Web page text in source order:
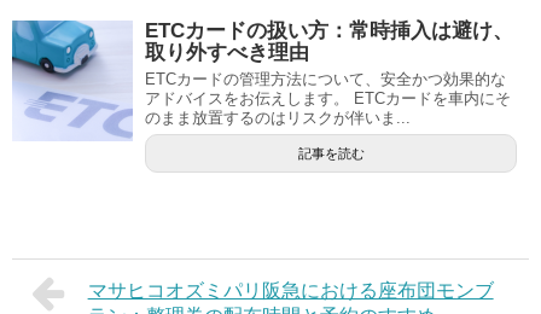
ETCカードの扱い方：常時挿入は避け、
取り外すべき理由
ETCカードの管理方法について、安全かつ効果的な
アドバイスをお伝えします。 ETCカードを車内にそ
のまま放置するのはリスクが伴いま...
記事を読む
マサヒコオズミパリ阪急における座布団モンブ